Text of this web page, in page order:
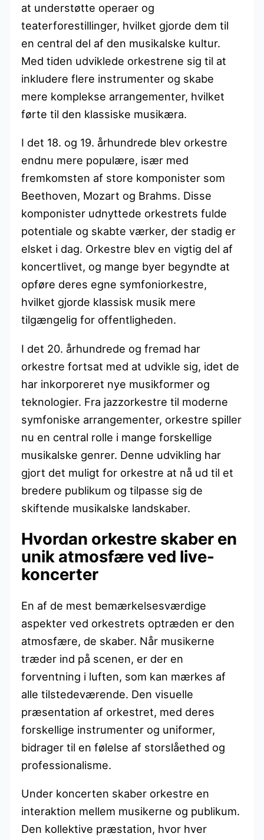
at understøtte operaer og
teaterforestillinger, hvilket gjorde dem til
en central del af den musikalske kultur.
Med tiden udviklede orkestrene sig til at
inkludere flere instrumenter og skabe
mere komplekse arrangementer, hvilket
førte til den klassiske musikæra.
I det 18. og 19. århundrede blev orkestre
endnu mere populære, især med
fremkomsten af store komponister som
Beethoven, Mozart og Brahms. Disse
komponister udnyttede orkestrets fulde
potentiale og skabte værker, der stadig er
elsket i dag. Orkestre blev en vigtig del af
koncertlivet, og mange byer begyndte at
opføre deres egne symfoniorkestre,
hvilket gjorde klassisk musik mere
tilgængelig for offentligheden.
I det 20. århundrede og fremad har
orkestre fortsat med at udvikle sig, idet de
har inkorporeret nye musikformer og
teknologier. Fra jazzorkestre til moderne
symfoniske arrangementer, orkestre spiller
nu en central rolle i mange forskellige
musikalske genrer. Denne udvikling har
gjort det muligt for orkestre at nå ud til et
bredere publikum og tilpasse sig de
skiftende musikalske landskaber.
Hvordan orkestre skaber en
unik atmosfære ved live-
koncerter
En af de mest bemærkelsesværdige
aspekter ved orkestrets optræden er den
atmosfære, de skaber. Når musikerne
træder ind på scenen, er der en
forventning i luften, som kan mærkes af
alle tilstedeværende. Den visuelle
præsentation af orkestret, med deres
forskellige instrumenter og uniformer,
bidrager til en følelse af storslåethed og
professionalisme.
Under koncerten skaber orkestre en
interaktion mellem musikerne og publikum.
Den kollektive præstation, hvor hver